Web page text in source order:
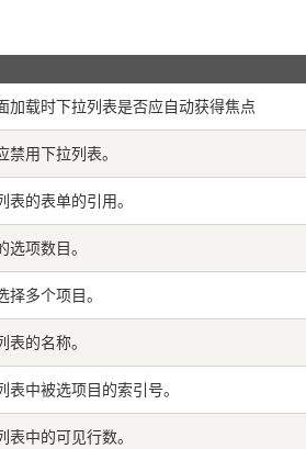
加载时下拉列表是否应自动获得焦点
禁用下拉列表。
表的表单的引用。
选项数目。
择多个项目。
表的名称。
表中被选项目的索引号。
表中的可见行数。